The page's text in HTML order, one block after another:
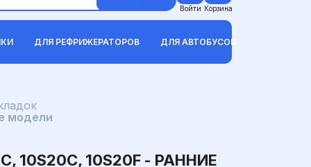
Войти Корзина
ДЛЯ РЕФРИЖЕРАТОРОВ ДЛЯ АВТОБУСОВ
модели
10S20C, 10S20F - РАННИЕ